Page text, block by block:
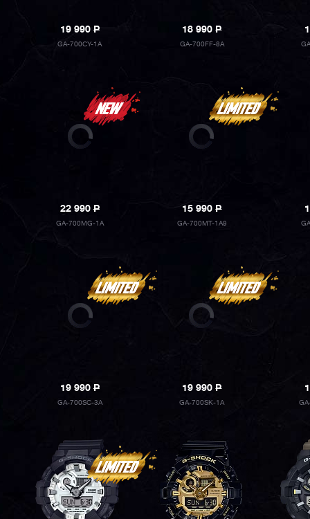
19 990P
GA-700CY-1A
18 990P
GA-700FF-8A
22 990P
GA-700MG-1A
15 990P
GA-700MT-1A9
19 990P
GA-700SC-3A
19 990P
GA-700SK-1A